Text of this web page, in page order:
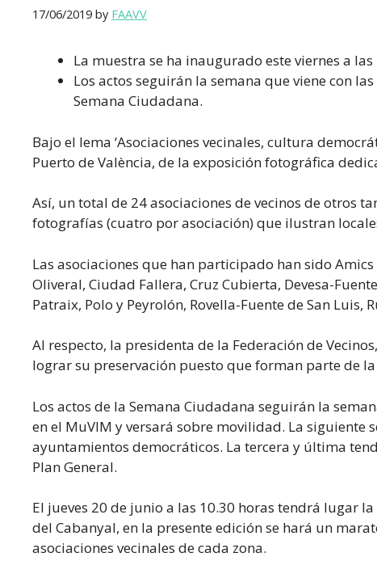
17/06/2019 by FAAVV
La muestra se ha inaugurado este viernes a
Los actos seguirán la semana que viene con
Semana Ciudadana.
Bajo el lema ‘Asociaciones vecinales, cultura
Puerto de València, de la exposición fotográfica
Así, un total de 24 asociaciones de vecinos de otros
fotografías (cuatro por asociación) que ilustran
Las asociaciones que han participado han sido
Oliveral, Ciudad Fallera, Cruz Cubierta, Devesa-
Patraix, Polo y Peyrolón, Rovella-Fuente de San Luis,
Al respecto, la presidenta de la Federación de
lograr su preservación puesto que forman parte de
Los actos de la Semana Ciudadana seguirán la
en el MuVIM y versará sobre movilidad. La siguiente
ayuntamientos democráticos. La tercera y última
Plan General.
El jueves 20 de junio a las 10.30 horas tendrá lugar
del Cabanyal, en la presente edición se hará un
asociaciones vecinales de cada zona.